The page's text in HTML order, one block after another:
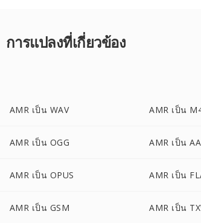
การแปลงที่เกี่ยวข้อง
AMR เป็น WAV AMR เป็น
AMR เป็น OGG AMR เป็น
AMR เป็น OPUS AMR เป็น
AMR เป็น GSM AMR เป็น